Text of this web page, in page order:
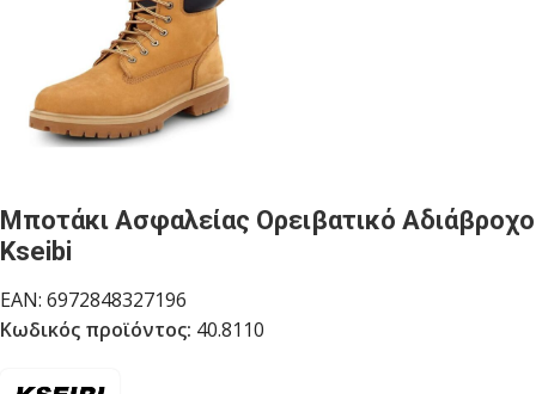
Μποτάκι Ασφαλείας Ορειβατικό Αδιάβροχο
Kseibi
EAN: 6972848327196
Κωδικός προϊόντος: 40.8110